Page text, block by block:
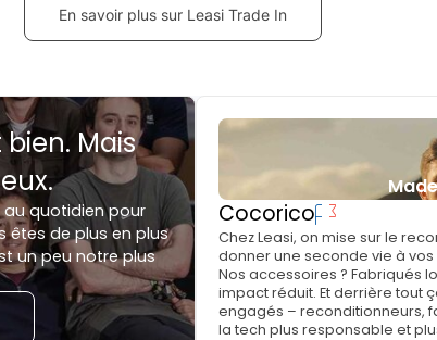
En savoir plus sur Leasi Trade In
bien. Mais
au quotidien pour
êtes de plus en plus
un peu notre plus
Cocorico
Chez Leasi, on mise sur le
donner une seconde vie à
Nos accessoires ? Fabriqués
impact réduit. Et derrière tout
engagés – reconditionneurs,
la tech plus responsable et